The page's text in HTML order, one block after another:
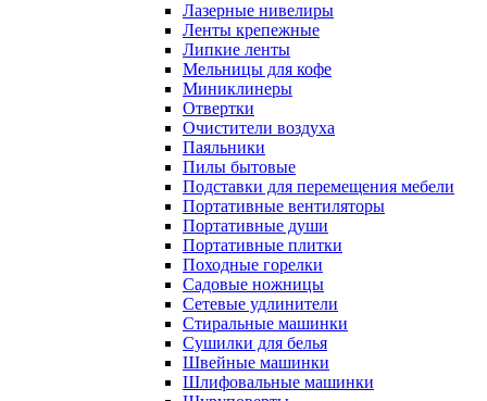
Лазерные нивелиры
Ленты крепежные
Липкие ленты
Мельницы для кофе
Миниклинеры
Отвертки
Очистители воздуха
Паяльники
Пилы бытовые
Подставки для перемещения мебели
Портативные вентиляторы
Портативные души
Портативные плитки
Походные горелки
Садовые ножницы
Сетевые удлинители
Стиральные машинки
Сушилки для белья
Швейные машинки
Шлифовальные машинки